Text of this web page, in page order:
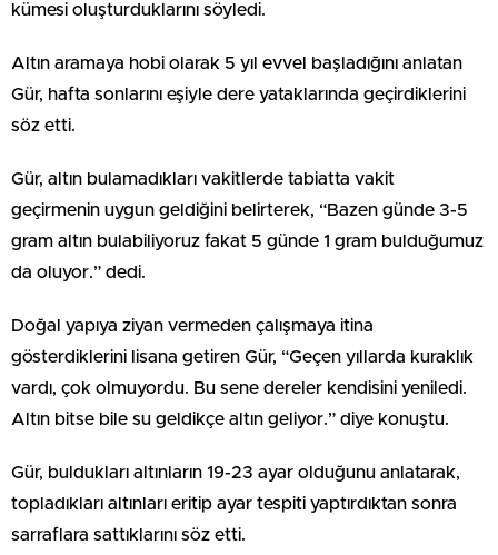
kümesi oluşturduklarını söyledi.
Altın aramaya hobi olarak 5 yıl evvel başladığını anlatan
Gür, hafta sonlarını eşiyle dere yataklarında geçirdiklerini
söz etti.
Gür, altın bulamadıkları vakitlerde tabiatta vakit
geçirmenin uygun geldiğini belirterek, “Bazen günde 3-5
gram altın bulabiliyoruz fakat 5 günde 1 gram bulduğumuz
da oluyor.” dedi.
Doğal yapıya ziyan vermeden çalışmaya itina
gösterdiklerini lisana getiren Gür, “Geçen yıllarda kuraklık
vardı, çok olmuyordu. Bu sene dereler kendisini yeniledi.
Altın bitse bile su geldikçe altın geliyor.” diye konuştu.
Gür, buldukları altınların 19-23 ayar olduğunu anlatarak,
topladıkları altınları eritip ayar tespiti yaptırdıktan sonra
sarraflara sattıklarını söz etti.